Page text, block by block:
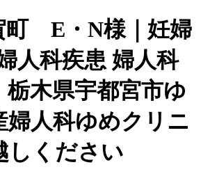
町 E・N様｜妊婦
人科疾患 婦人科
木県宇都宮市ゆ
婦人科ゆめクリニ
しください